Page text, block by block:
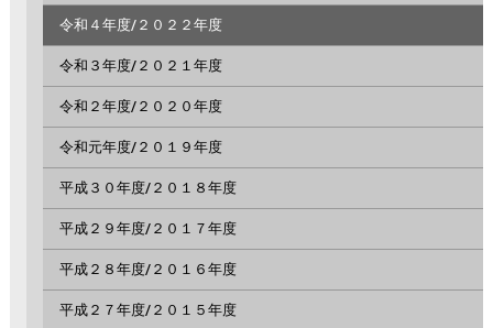
令和４年度/２０２２年度
令和３年度/２０２１年度
令和２年度/２０２０年度
令和元年度/２０１９年度
平成３０年度/２０１８年度
平成２９年度/２０１７年度
平成２８年度/２０１６年度
平成２７年度/２０１５年度